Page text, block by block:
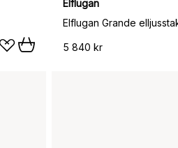
Elflugan
Elflugan Grande
5 840 kr